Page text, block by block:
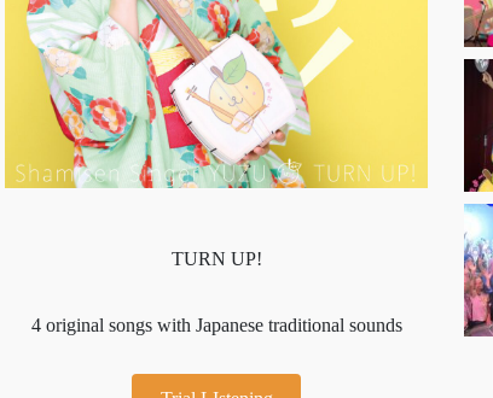
TURN UP!
4 original songs with Japanese traditional sounds